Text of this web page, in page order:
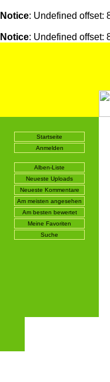
Notice: Undefined offset:
Notice: Undefined offset:
Startseite
Anmelden
Alben-Liste
Neueste Uploads
Neueste Kommentare
Am meisten angesehen
Am besten bewertet
Meine Favoriten
Suche